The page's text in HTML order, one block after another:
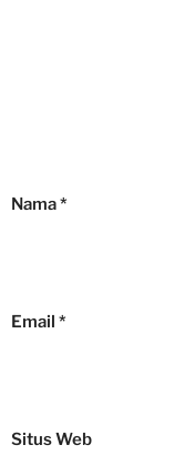
Nama*
Email *
Situs Web